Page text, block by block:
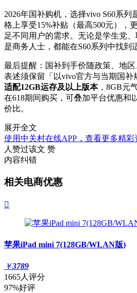
2026年国补购机，选择vivo S60系列
格上享受15%补贴（最高500元），
足不同用户的需求。无论是学生党
是商务人士，都能在S60系列中找到
最后提醒：国补到手价随政策、地
表述须保留「以vivo官方与当期国补
适配12GB运存及以上版本，8GB元
在618期间购买，可叠加平台优惠和
价比。
展开全文
使用中关村在线APP，查看更多精彩
人赞过该文 赞
内容纠错
相关电商优惠

苹果iPad mini 7(128GB/WLAN版)
￥3789
1665人评分
97%好评